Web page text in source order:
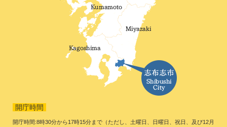
開庁時間
開庁時間:8時30分から17時15分まで（ただし、土曜日、日曜日、祝日、及び12月